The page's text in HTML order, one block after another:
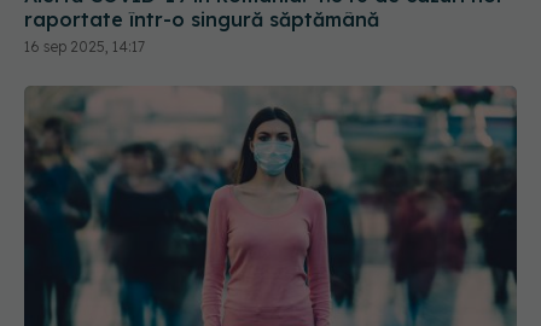
XEC, noua variantă COVID. Se răspândește rapid